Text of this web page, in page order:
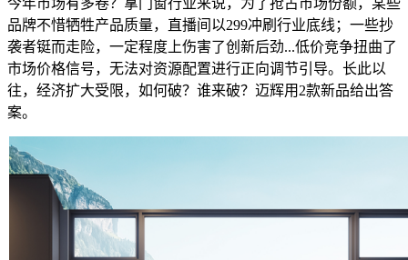
今年市场有多卷？拿门窗行业来说，为了抢占市场份额，某些
品牌不惜牺牲产品质量，直播间以299冲刷行业底线；一些抄
袭者铤而走险，一定程度上伤害了创新后劲...低价竞争扭曲了
市场价格信号，无法对资源配置进行正向调节引导。长此以
往，经济扩大受限，如何破？谁来破？迈辉用2款新品给出答
案。